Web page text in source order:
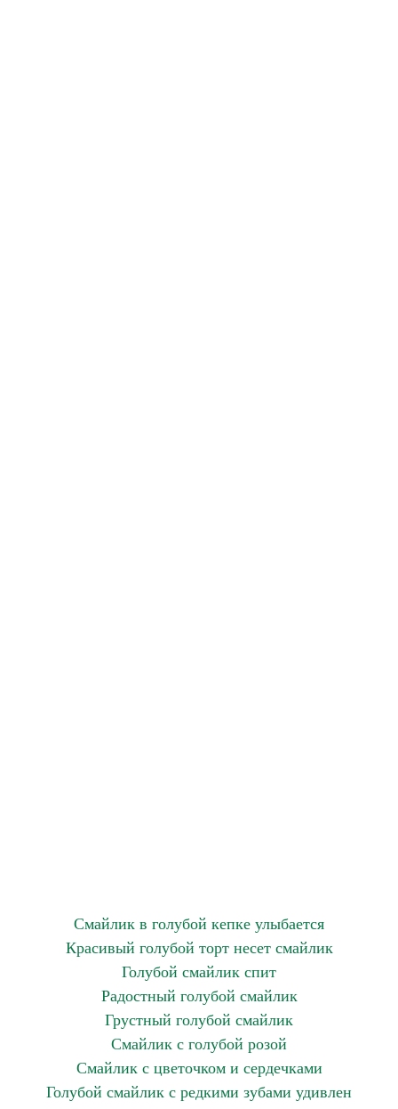
Смайлик в голубой кепке улыбается
Красивый голубой торт несет смайлик
Голубой смайлик спит
Радостный голубой смайлик
Грустный голубой смайлик
Смайлик с голубой розой
Смайлик с цветочком и сердечками
Голубой смайлик с редкими зубами удивлен